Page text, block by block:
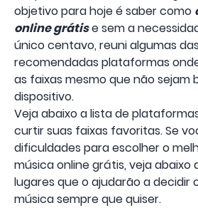
objetivo para hoje é saber como
online grátise sem a
único centavo, reuni algumas
recomendadas plataformas
as faixas mesmo que não sejam
dispositivo.
Veja abaixo a lista de
curtir suas faixas favoritas. Se
dificuldades para escolher o
música online grátis, veja abaixo
lugares que o ajudarão a decidir
música sempre que quiser.